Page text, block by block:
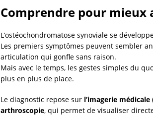
Comprendre pour mieux
L’ostéochondromatose synoviale se
Les premiers symptômes peuvent sembler
articulation qui gonfle sans raison.
Mais avec le temps, les gestes simples du
plus en plus de place.
Le diagnostic repose sur l’imagerie
arthroscopie, qui permet de visualiser